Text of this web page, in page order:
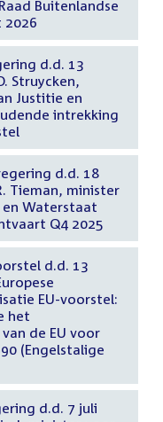
Buitenlandse
2026
d.d. 13
Struycken,
Justitie en
intrekking
d.d. 18
Tieman, minister
Waterstaat
Q4 2025
d.d. 13
EU-voorstel:
het
de EU voor
(Engelstalige
d.d. 7 juli